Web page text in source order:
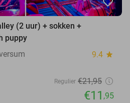
(2 uur) + sokken +
puppy
9.4 star
Regulier €21,95
€11 ,95